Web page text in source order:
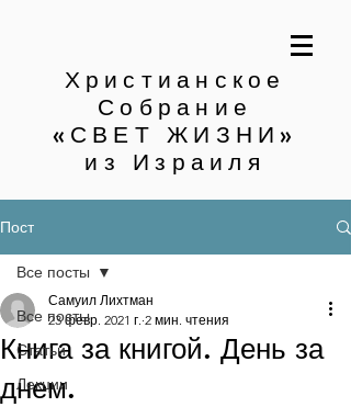
Христианское
Собрание
«СВЕТ ЖИЗНИ»
из Израиля
Пост
Все посты
Статьи
Лекции
Все посты
Книга за книгой. День за
днем.
Самуил Лихтман
23 февр. 2021 г. 2 мин. чтения